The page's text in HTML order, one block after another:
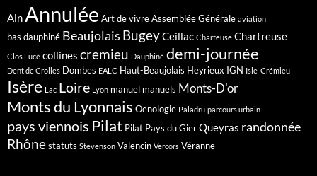
Ain Annulée Art de vivreAssemblée Générale aviation
bas dauphiné Beaujolais BugeyCeillac Charteuse Chartreuse
Clos Lucé collines cremieu Dauphiné demi-journée
Dent de Crolles Dombes EALC Haut-Beaujolais Heyrieux IGN Isle-Crémieu
Isère Lac Loire Lyon manuel manuels Monts-D'or
Monts du Lyonnais Oenologie Paladru parcours urbain
pays viennois Pilat Pilat Pays du GierQueyras randonnée
Rhônestatuts Stevenson Valencin Vercors Véranne